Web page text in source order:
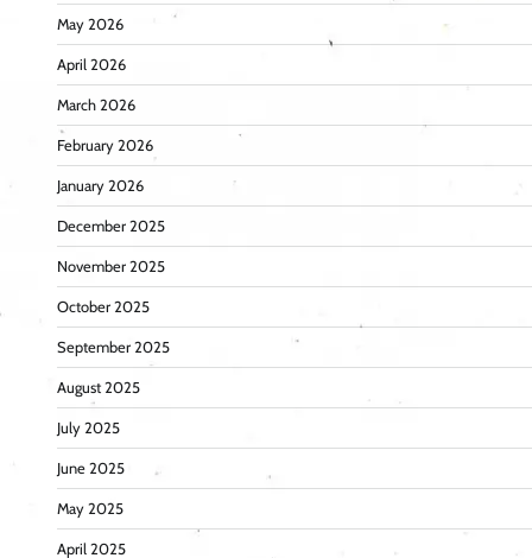
May 2026
April 2026
March 2026
February 2026
January 2026
December 2025
November 2025
October 2025
September 2025
August 2025
July 2025
June 2025
May 2025
April 2025